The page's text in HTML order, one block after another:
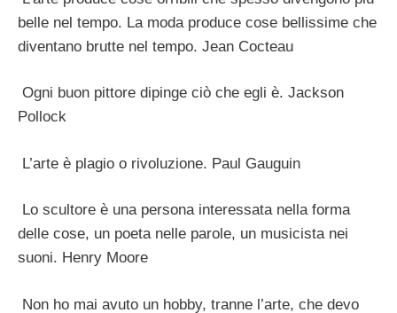
belle nel tempo. La moda produce cose bellissime che
diventano brutte nel tempo. Jean Cocteau
Ogni buon pittore dipinge ciò che egli è. Jackson
Pollock
L’arte è plagio o rivoluzione. Paul Gauguin
Lo scultore è una persona interessata nella forma
delle cose, un poeta nelle parole, un musicista nei
suoni. Henry Moore
Non ho mai avuto un hobby, tranne l’arte, che devo